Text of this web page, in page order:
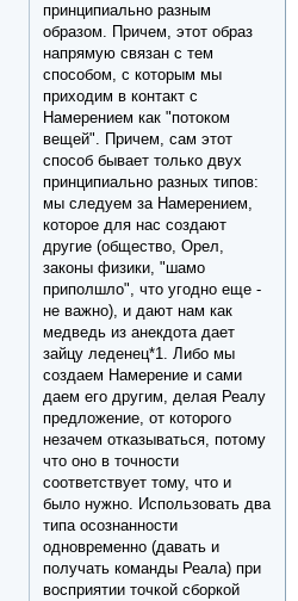
принципиально разным
образом. Причем, этот образ
напрямую связан с тем
способом, с которым мы
приходим в контакт с
Намерением как "потоком
вещей". Причем, сам этот
способ бывает только двух
принципиально разных типов:
мы следуем за Намерением,
которое для нас создают
другие (общество, Орел,
законы физики, "шамо
приполшло", что угодно еще -
не важно), и дают нам как
медведь из анекдота дает
зайцу леденец*1. Либо мы
создаем Намерение и сами
даем его другим, делая Реалу
предложение, от которого
незачем отказываться, потому
что оно в точности
соответствует тому, что и
было нужно. Использовать два
типа осознанности
одновременно (давать и
получать команды Реала) при
восприятии точкой сборкой